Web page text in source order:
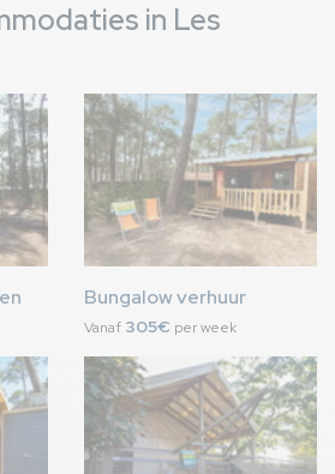
in Les
Afbeelding
Bungalow verhuur
Vanaf 305€ per week
Afbeelding